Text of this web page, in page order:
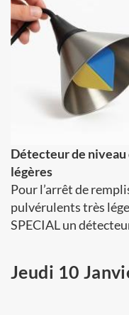
Détecteur de niveau
légères
Pour l’arrêt de
pulvérulents très
SPECIAL un
Jeudi 10